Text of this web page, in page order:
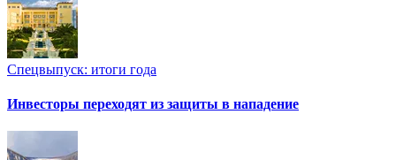
Спецвыпуск: итоги года
Инвесторы переходят из защиты в нападение